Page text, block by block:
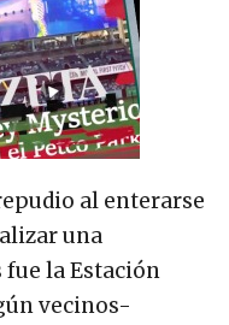
al enterarse
una
fue la Estación
vecinos-